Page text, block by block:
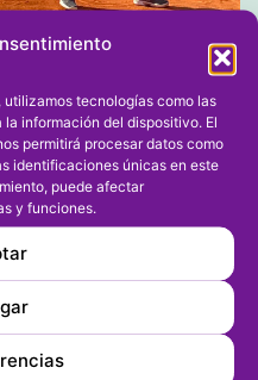
utilizamos tecnologías como las
información del dispositivo. El
permitirá procesar datos como
identificaciones únicas en este
puede afectar
y funciones.